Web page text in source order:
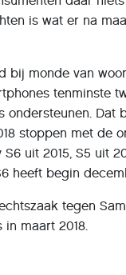
is wat er na
bij monde van
tenminste
ondersteunen.
stoppen met de
uit 2015, S5 uit
heeft begin
tegen
maart 2018.